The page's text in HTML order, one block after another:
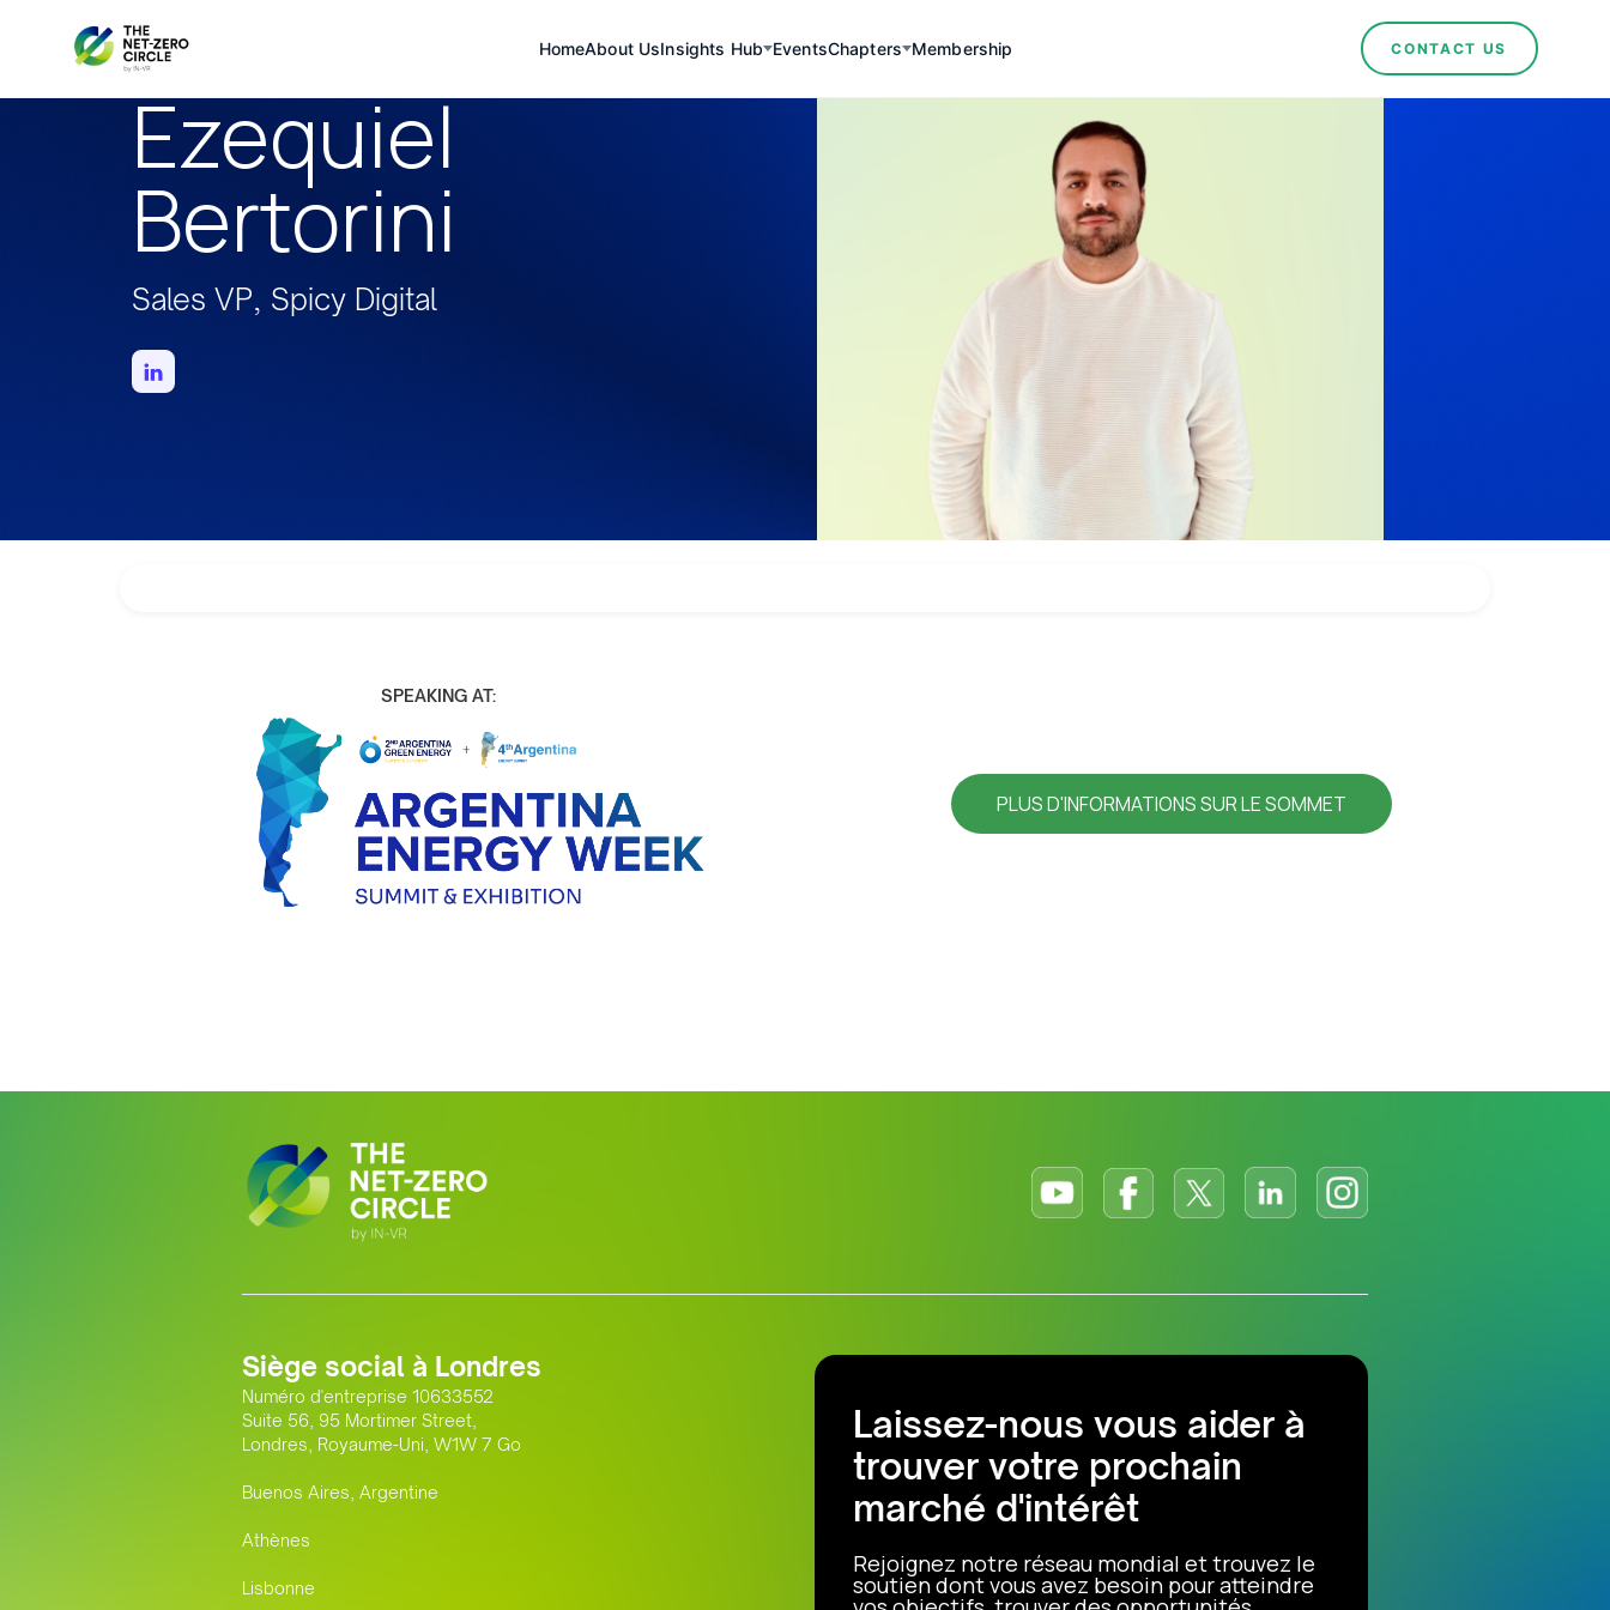
HomeAbout UsInsights Hub EventsChapters Membership CONTACT US
Ezequiel
Bertorini
Sales VP, Spicy Digital
SPEAKING AT:
PLUS D'INFORMATIONS SUR LE SOMMET
Siège social à Londres
Numéro d'entreprise 10633552
Suite 56, 95 Mortimer Street,
Londres, Royaume-Uni, W1W 7 Go
Buenos Aires, Argentine
Athènes
Lisbonne
Laissez-nous vous aider à
trouver votre prochain
marché d'intérêt
Rejoignez notre réseau mondial et trouvez le
soutien dont vous avez besoin pour atteindre